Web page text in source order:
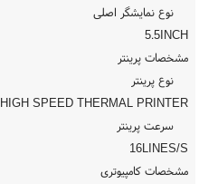
نوع نمایشگر اصلی
5.5INCH
مشخصات پرینتر
نوع پرینتر
HIGH SPEED THERMAL PRINTER
سرعت پرینتر
16LINES/S
مشخصات کامپیوتری